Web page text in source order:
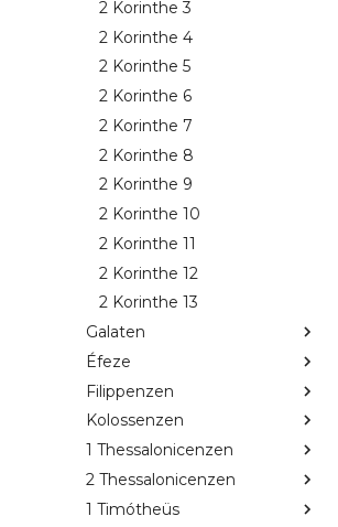
2 Korinthe 3
2 Korinthe 4
2 Korinthe 5
2 Korinthe 6
2 Korinthe 7
2 Korinthe 8
2 Korinthe 9
2 Korinthe 10
2 Korinthe 11
2 Korinthe 12
2 Korinthe 13
Galaten
Éfeze
Filippenzen
Kolossenzen
1 Thessalonicenzen
2 Thessalonicenzen
1 Timótheüs